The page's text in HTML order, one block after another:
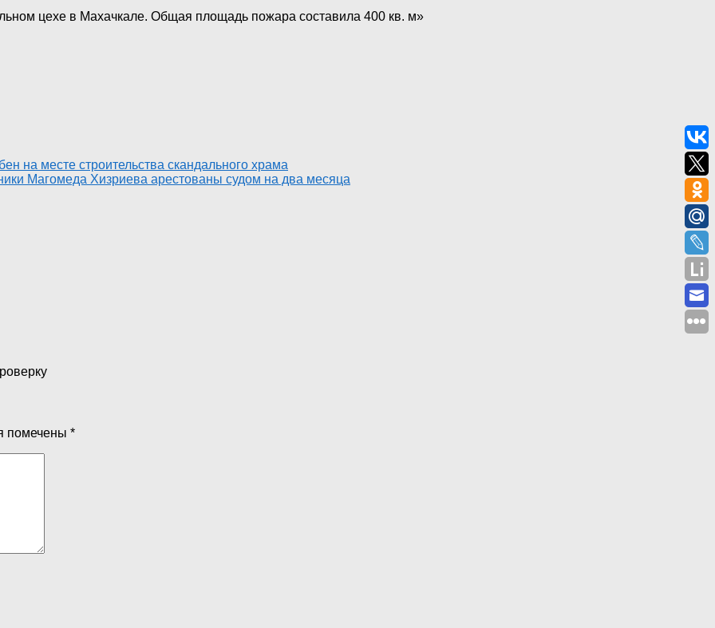
цехе в Махачкале. Общая площадь пожара составила 400 кв. м»
на месте строительства скандального храма
Магомеда Хизриева арестованы судом на два месяца
помечены *